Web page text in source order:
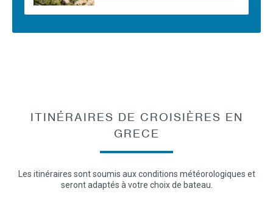
ITINÉRAIRES DE CROISIÈRES EN
GRECE
Les itinéraires sont soumis aux conditions météorologiques et
seront adaptés à votre choix de bateau.